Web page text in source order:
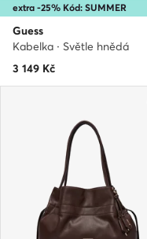
extra -25% Kód: SUMMER
Guess
Kabelka · Světle hnědá
3 149 Kč